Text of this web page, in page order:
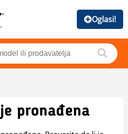
Oglasi!
pronađena